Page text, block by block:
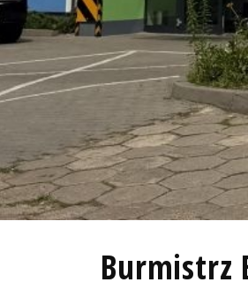
Burmistrz